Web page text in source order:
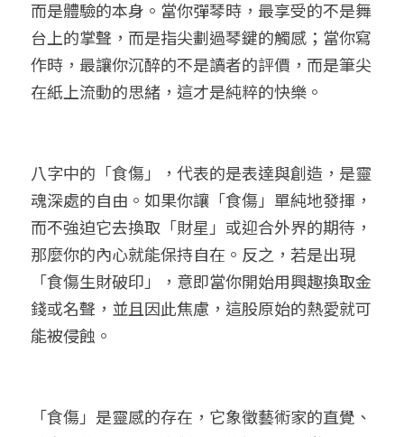
而是體驗的本身。當你彈琴時，最享受的不是舞
台上的掌聲，而是指尖劃過琴鍵的觸感；當你寫
作時，最讓你沉醉的不是讀者的評價，而是筆尖
在紙上流動的思緒，這才是純粹的快樂。
八字中的「食傷」，代表的是表達與創造，是靈
魂深處的自由。如果你讓「食傷」單純地發揮，
而不強迫它去換取「財星」或迎合外界的期待，
那麼你的內心就能保持自在。反之，若是出現
「食傷生財破印」，意即當你開始用興趣換取金
錢或名聲，並且因此焦慮，這股原始的熱愛就可
能被侵蝕。
「食傷」是靈感的存在，它象徵藝術家的直覺、